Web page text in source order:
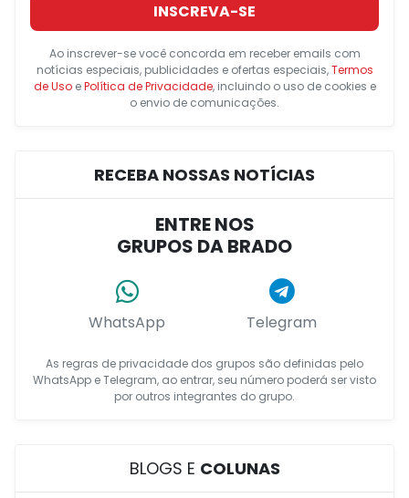
INSCREVA-SE
Ao inscrever-se você concorda em receber emails com
notícias especiais, publicidades e ofertas especiais,Termos
de UsoePolítica de Privacidade, incluindo o uso de cookies e
o envio de comunicações.
RECEBA NOSSAS NOTÍCIAS
ENTRE NOS
GRUPOS DA BRADO
WhatsApp Telegram
As regras de privacidade dos grupos são definidas pelo
WhatsApp e Telegram, ao entrar, seu número poderá ser visto
por outros integrantes do grupo.
BLOGS E COLUNAS